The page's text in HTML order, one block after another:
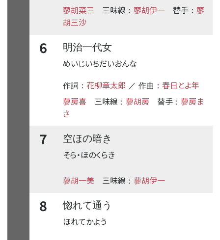
蓼胡菜三
三味線 ： 蓼胡伊一 替手 ： 蓼
胡三沙
6
明治一代女
めいじいちだいおんな
作詞： 花柳章太郎 ／ 作曲： 春日とよ年
蓼房喜
三味線 ： 蓼胡房 替手 ： 蓼房ま
さ
7
空ほの暗き
そら・ほのくらき
蓼胡一美 三味線 ： 蓼胡伊一
8
惚れて通う
ほれてかよう